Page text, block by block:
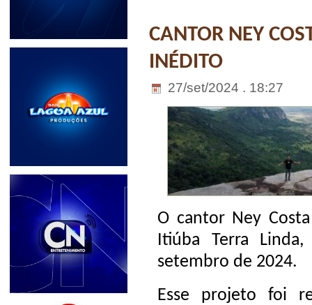
CANTOR NEY
INÉDITO
27/set/2024 . 18:27
O cantor Ney
Itiúba Terra
setembro de 2024.
Esse projeto foi